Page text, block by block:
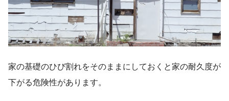
家の基礎のひび割れをそのままにしておくと家の耐久度が
下がる危険性があります。